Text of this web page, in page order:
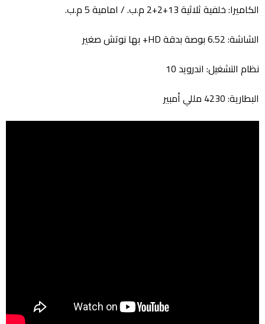
الكاميرا: خلفية ثلاثية 13+2+2 م.ب. / امامية 5 م.ب.
الشاشة: 6.52 بوصة بدقة HD+ بها نوتش صغير
نظام التشغيل: اندرويد 10
البطارية: 4230 مللي أمبير